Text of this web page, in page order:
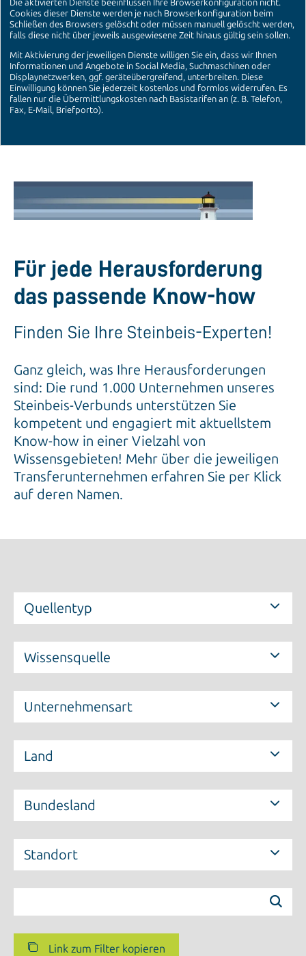
Für jede Herausforderung
das passende Know-how
Finden Sie Ihre Steinbeis-Experten!
Ganz gleich, was Ihre Herausforderungen
sind: Die rund 1.000 Unternehmen unseres
Steinbeis-Verbunds unterstützen Sie
kompetent und engagiert mit aktuellstem
Know-how in einer Vielzahl von
Wissensgebieten! Mehr über die jeweiligen
Transferunternehmen erfahren Sie per Klick
auf deren Namen.
Quellentyp
Wissensquelle
Unternehmensart
Land
Bundesland
Standort
Link zum Filter kopieren